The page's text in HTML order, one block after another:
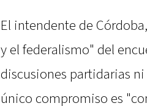
El intendente de
y el federalismo" del
discusiones partidarias
único compromiso es